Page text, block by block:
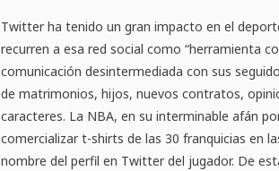
Twitter ha tenido un gran impacto en el
recurren a esa red social como “herramienta
comunicación desintermediada con sus
de matrimonios, hijos, nuevos contratos,
caracteres. La NBA, en su interminable afán
comercializar t-shirts de las 30 franquicias en
nombre del perfil en Twitter del jugador. De